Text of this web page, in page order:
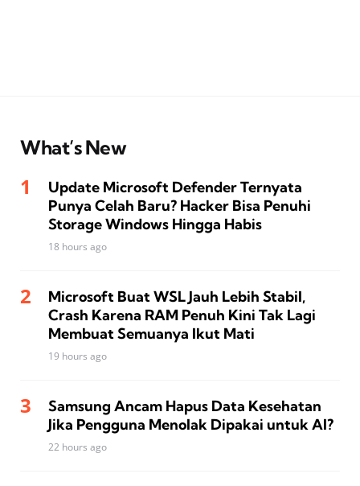
What’s New
Update Microsoft Defender Ternyata
Punya Celah Baru? Hacker Bisa Penuhi
Storage Windows Hingga Habis
18 hours ago
Microsoft Buat WSL Jauh Lebih Stabil,
Crash Karena RAM Penuh Kini Tak Lagi
Membuat Semuanya Ikut Mati
19 hours ago
Samsung Ancam Hapus Data Kesehatan
Jika Pengguna Menolak Dipakai untuk AI?
22 hours ago